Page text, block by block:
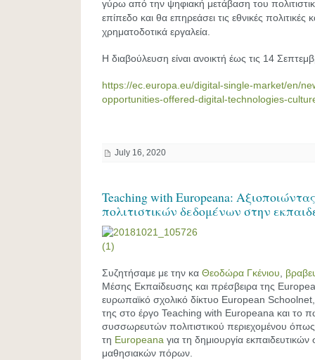
γύρω από την ψηφιακή μετάβαση του
επίπεδο και θα επηρεάσει τις εθνικές πολιτικές
χρηματοδοτικά εργαλεία.
H διαβούλευση είναι ανοικτή έως τις 14
https://ec.europa.eu/digital-single-market/en/
opportunities-offered-digital-technologies-
July 16, 2020
Teaching with Europeana:
πολιτιστικών δεδομένων στην
Συζητήσαμε με την κα Θεοδώρα Γκένιου,
Μέσης Εκπαίδευσης και πρέσβειρα της
ευρωπαϊκό σχολικό δίκτυο European Schoolnet,
της στο έργο Teaching with Europeana και το
συσσωρευτών πολιτιστικού περιεχομένου
τη Europeana για τη δημιουργία εκπαιδευτικών
μαθησιακών πόρων.